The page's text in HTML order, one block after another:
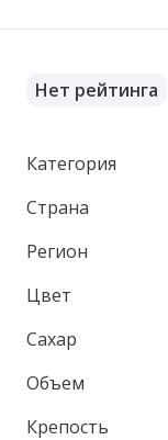
Нет рейтинга
Категория
Страна
Регион
Цвет
Сахар
Объем
Крепость